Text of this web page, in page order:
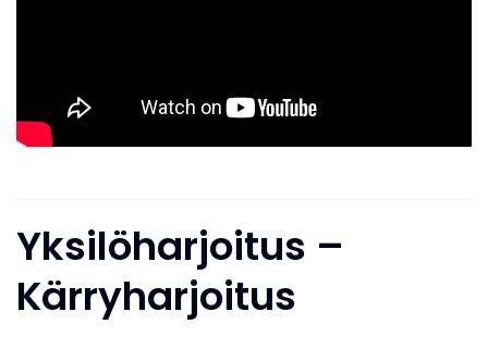
Yksilöharjoitus –
Kärryharjoitus